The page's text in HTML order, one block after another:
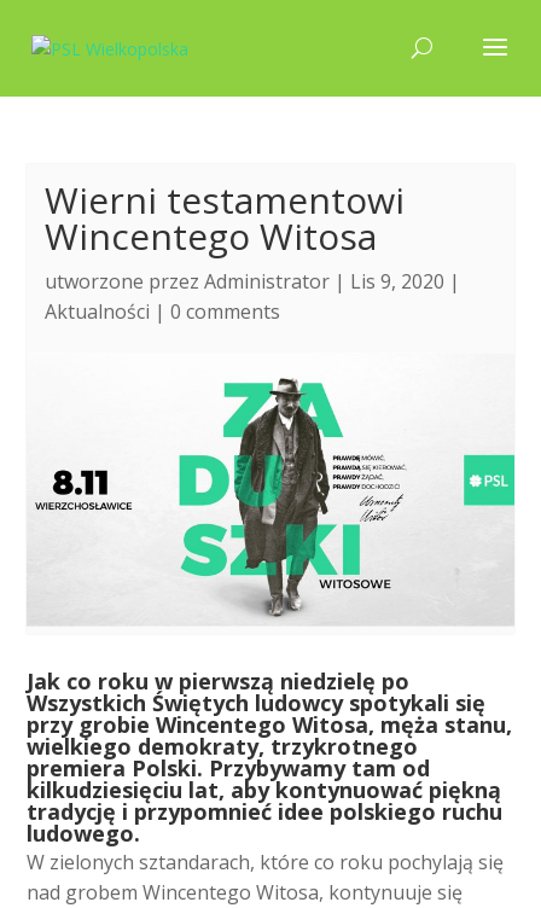
Wierni testamentowi
Wincentego Witosa
utworzone przezAdministrator | Lis 9, 2020 |
Aktualności |0 comments
Jak co roku w pierwszą niedzielę po
Wszystkich Świętych ludowcy spotykali się
przy grobie Wincentego Witosa, męża stanu,
wielkiego demokraty, trzykrotnego
premiera Polski. Przybywamy tam od
kilkudziesięciu lat, aby kontynuować piękną
tradycję i przypomnieć idee polskiego ruchu
ludowego.
W zielonych sztandarach, które co roku pochylają się
nad grobem Wincentego Witosa, kontynuuje się